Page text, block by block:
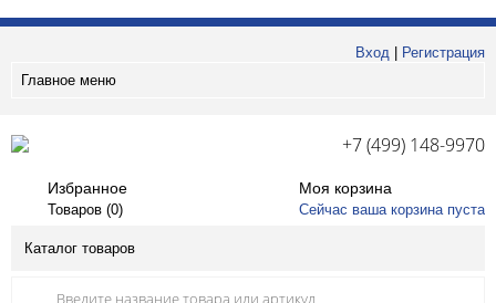
Вход
Регистрация
Главное меню
+7 (499) 148-9970
Избранное
Товаров (0)
Моя корзина
Сейчас ваша корзина пуста
Каталог товаров